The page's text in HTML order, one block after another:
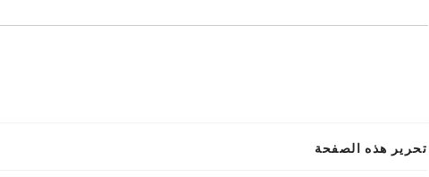
تحرير هذه الصفحة